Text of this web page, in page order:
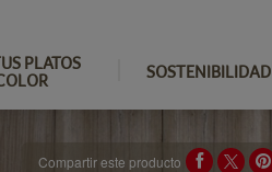
PLATOS
SOSTENIBILIDAD
Compartir este producto